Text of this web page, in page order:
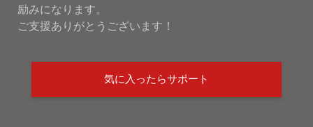
励みになります。
ご支援ありがとうございます！
気に入ったらサポート